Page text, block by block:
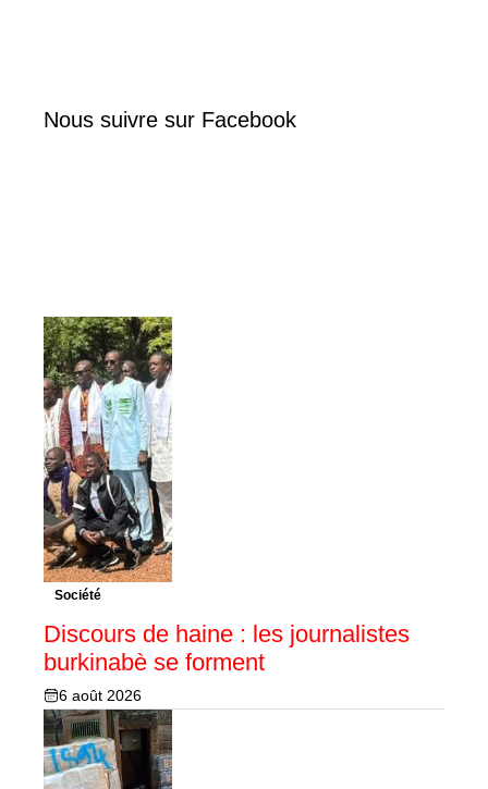
Nous suivre sur Facebook
Société
Discours de haine : les journalistes
burkinabè se forment
6 août 2026